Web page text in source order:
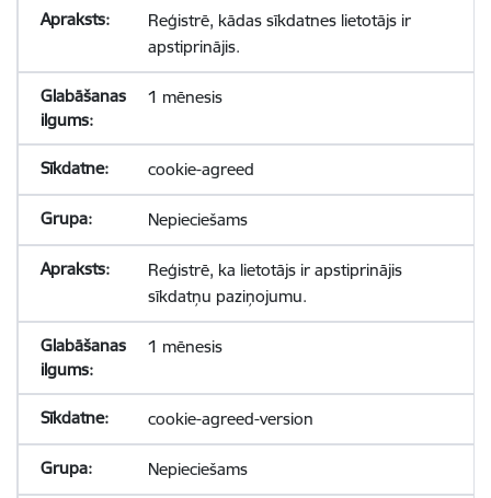
Reģistrē, kādas sīkdatnes lietotājs ir
apstiprinājis.
1 mēnesis
cookie-agreed
Nepieciešams
Reģistrē, ka lietotājs ir apstiprinājis
sīkdatņu paziņojumu.
1 mēnesis
cookie-agreed-version
Nepieciešams